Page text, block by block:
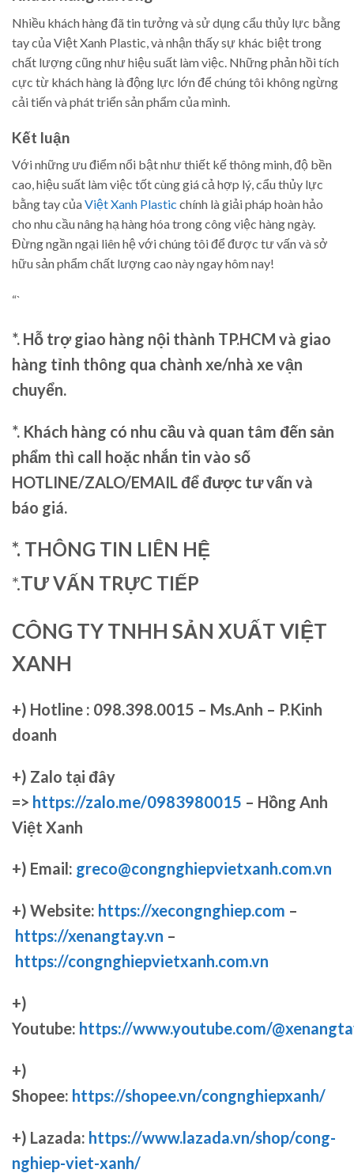
Nhiều khách hàng đã tin tưởng và sử dụng cẩu thủy lực bằng
tay của Việt Xanh Plastic, và nhận thấy sự khác biệt trong
chất lượng cũng như hiệu suất làm việc. Những phản hồi tích
cực từ khách hàng là động lực lớn để chúng tôi không ngừng
cải tiến và phát triển sản phẩm của mình.
Kết luận
Với những ưu điểm nổi bật như thiết kế thông minh, độ bền
cao, hiệu suất làm việc tốt cùng giá cả hợp lý, cẩu thủy lực
bằng tay củaViệt Xanh Plastic chính là giải pháp hoàn hảo
cho nhu cầu nâng hạ hàng hóa trong công việc hàng ngày.
Đừng ngần ngại liên hệ với chúng tôi để được tư vấn và sở
hữu sản phẩm chất lượng cao này ngay hôm nay!
“`
*. Hỗ trợ giao hàng nội thành TP.HCM và giao
hàng tỉnh thông qua chành xe/nhà xe vận
chuyển.
*. Khách hàng có nhu cầu và quan tâm đến sản
phẩm thì call hoặc nhắn tin vào số
HOTLINE/ZALO/EMAIL để được tư vấn và
báo giá.
*. THÔNG TIN LIÊN HỆ
*.TƯ VẤN TRỰC TIẾP
CÔNG TY TNHH SẢN XUẤT VIỆT
XANH
+) Hotline : 098.398.0015 – Ms.Anh – P.Kinh
doanh
+) Zalo tại đây
=> https://zalo.me/0983980015 – Hồng Anh
Việt Xanh
+) Email: greco@congnghiepvietxanh.com.vn
+) Website: https://xecongnghiep.com –
https://xenangtay.vn –
https://congnghiepvietxanh.com.vn
+)
Youtube: https://www.youtube.com/
+)
Shopee: https://shopee.vn/congnghiepxanh/
+) Lazada: https://www.lazada.vn/shop/cong-
nghiep-viet-xanh/